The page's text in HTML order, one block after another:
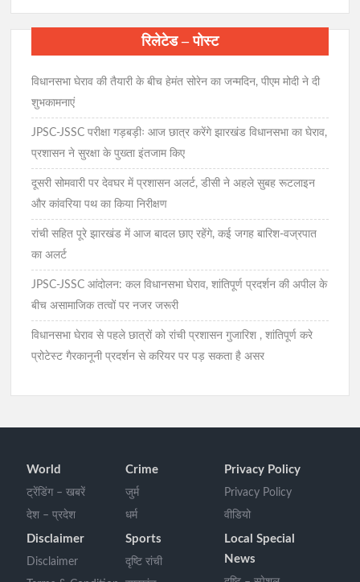
रिलेटेड – पोस्ट
विधानसभा घेराव की तैयारी के बीच हेमंत सोरेन का जन्मदिन, पीएम मोदी ने दी
शुभकामनाएं
JPSC-JSSC परीक्षा गड़बड़ीः आज छात्र करेंगे झारखंड विधानसभा का घेराव,
प्रशासन ने सुरक्षा के पुख्ता इंतजाम किए
दूसरी सोमवारी पर देवघर में प्रशासन अलर्ट, डीसी ने अहले सुबह रूटलाइन
और कांवरिया पथ का किया निरीक्षण
रांची सहित पूरे झारखंड में आज बादल छाए रहेंगे, कई जगह बारिश-वज्रपात
का अलर्ट
JPSC-JSSC आंदोलन: कल विधानसभा घेराव, शांतिपूर्ण प्रदर्शन की अपील के
बीच असामाजिक तत्वों पर नजर जरूरी
विधानसभा घेराव से पहले छात्रों को रांची प्रशासन गुजारिश , शांतिपूर्ण करे
प्रोटेस्ट गैरकानूनी प्रदर्शन से करियर पर पड़ सकता है असर
World
ट्रेंडिंग – खबरें
देश – प्रदेश
Crime
जुर्म
धर्म
Privacy Policy
Privacy Policy
वीडियो
Disclaimer
Disclaimer
Sports
दृष्टि रांची
Local Special
News